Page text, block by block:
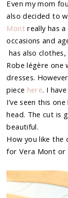
Even my mom
also decided to
Montreally has a
occasions and
has also
Robe légère one
dresses.
piece here. I
I’ve seen this
head. The cut is
beautiful.
How you like the
for Vera Mont or